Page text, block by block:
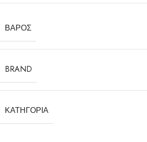
ΒΆΡΟΣ
BRAND
ΚΑΤΗΓΟΡΊΑ